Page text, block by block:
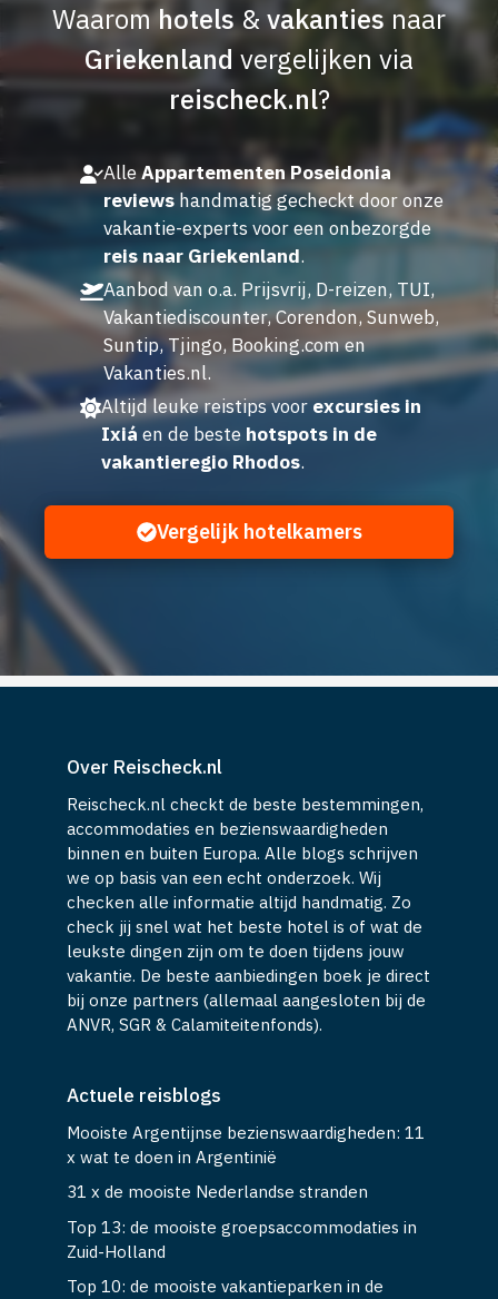
Waaromhotels& vakantiesnaar
Griekenland vergelijken via
reischeck.nl?
AlleAppartementen Poseidonia
reviewshandmatig gecheckt door onze
vakantie-experts voor een onbezorgde
reis naar Griekenland.
Aanbod van o.a. Prijsvrij, D-reizen, TUI,
Vakantiediscounter, Corendon, Sunweb,
Suntip, Tjingo, Booking.com en
Vakanties.nl.
Altijd leuke reistips voorexcursies in
Ixiá en de beste hotspots in de
vakantieregio Rhodos.
Vergelijk hotelkamers
Over Reischeck.nl
Reischeck.nl checkt de beste bestemmingen,
accommodaties en bezienswaardigheden
binnen en buiten Europa. Alle blogs schrijven
we op basis van een echt onderzoek. Wij
checken alle informatie altijd handmatig. Zo
check jij snel wat het beste hotel is of wat de
leukste dingen zijn om te doen tijdens jouw
vakantie. De beste aanbiedingen boek je direct
bij onze partners (allemaal aangesloten bij de
ANVR, SGR & Calamiteitenfonds).
Actuele reisblogs
Mooiste Argentijnse bezienswaardigheden: 11
x wat te doen in Argentinië
31 x de mooiste Nederlandse stranden
Top 13: de mooiste groepsaccommodaties in
Zuid-Holland
Top 10: de mooiste vakantieparken in de